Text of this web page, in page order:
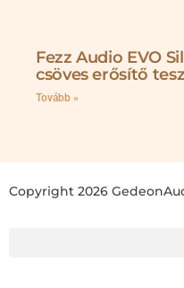
Fezz Audio EVO
csöves erősítő
Tovább »
Copyright 2026